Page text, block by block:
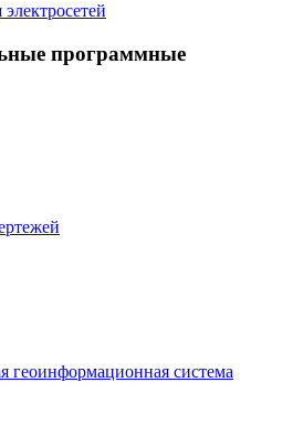
программные
геоинформационная система